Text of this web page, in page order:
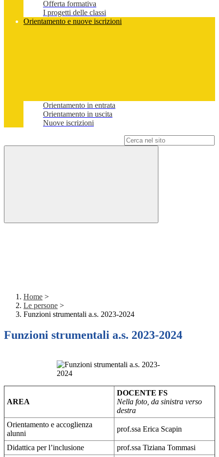
Offerta formativa
I progetti delle classi
Orientamento e nuove iscrizioni
Orientamento in entrata
Orientamento in uscita
Nuove iscrizioni
Home >
Le persone >
Funzioni strumentali a.s. 2023-2024
Funzioni strumentali a.s. 2023-2024
AREA
DOCENTE FS
Nella foto, da sinistra verso
destra
Orientamento e accoglienza
alunni
prof.ssa Erica Scapin
Didattica per l’inclusione
prof.ssa Tiziana Tommasi